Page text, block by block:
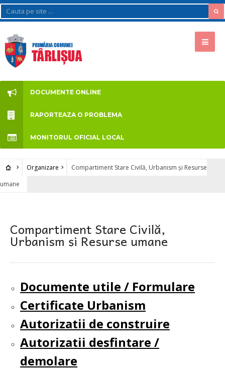
DOCUMENTE ONLINE
RAPORTEAZA O PROBLEMA
MONITORUL OFICIAL LOCAL
Organizare
Compartiment Stare Civilă, Urbanism și Resurse
umane
Compartiment Stare Civilă,
Urbanism și Resurse umane
Documente utile / Formulare
Certificate Urbanism
Autorizatii de construire
Autorizatii desfintare /
demolare